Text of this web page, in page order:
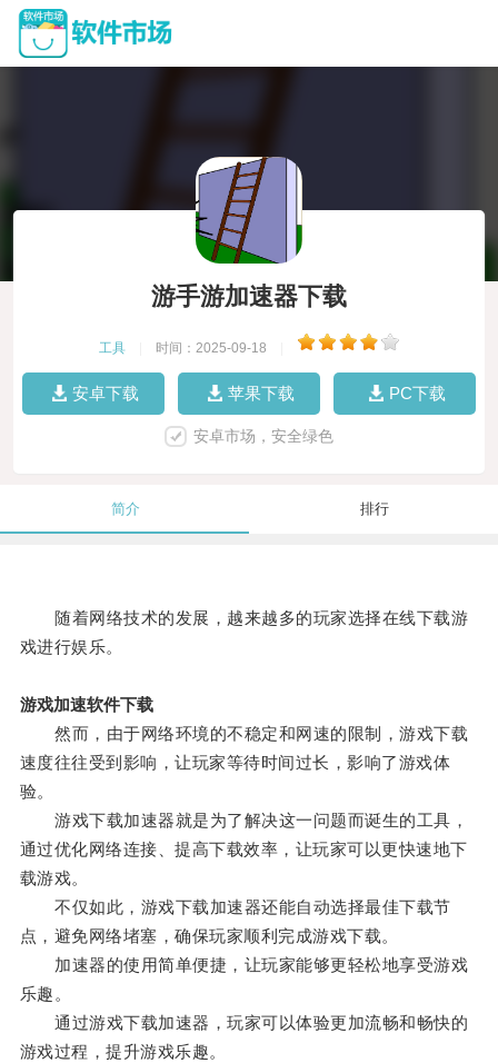
游手游加速器下载
工具 时间：2025-09-18
安卓下载 苹果下载 PC下载
安卓市场，安全绿色
简介 排行
随着网络技术的发展，越来越多的玩家选择在线下载游
戏进行娱乐。
游戏加速软件下载
然而，由于网络环境的不稳定和网速的限制，游戏下载
速度往往受到影响，让玩家等待时间过长，影响了游戏体
验。
游戏下载加速器就是为了解决这一问题而诞生的工具，
通过优化网络连接、提高下载效率，让玩家可以更快速地下
载游戏。
不仅如此，游戏下载加速器还能自动选择最佳下载节
点，避免网络堵塞，确保玩家顺利完成游戏下载。
加速器的使用简单便捷，让玩家能够更轻松地享受游戏
乐趣。
通过游戏下载加速器，玩家可以体验更加流畅和畅快的
游戏过程，提升游戏乐趣。